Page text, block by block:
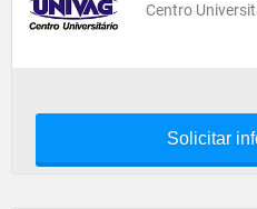
Centro
Solicitar